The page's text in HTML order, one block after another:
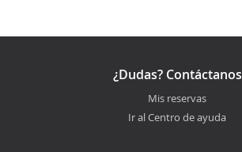
¿Dudas? Contáctanos
Mis reservas
Ir al Centro de ayuda